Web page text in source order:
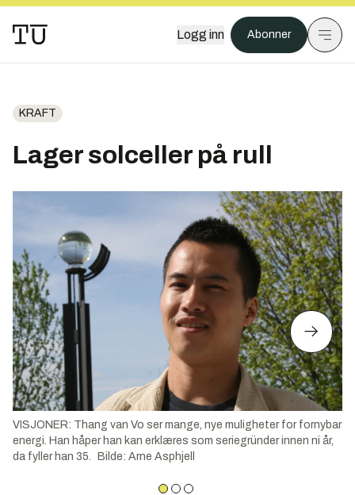
Logg inn Abonner
KRAFT
Lager solceller på rull
VISJONER: Thang van Vo ser mange, nye muligheter for fornybar
energi. Han håper han kan erklæres som seriegründer innen ni år,
da fyller han 35.
Bilde: Arne Asphjell